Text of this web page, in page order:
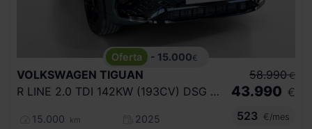
- 15.000€
VOLKSWAGEN TIGUAN
R LINE 2.0 TDI 142KW (193CV) DSG 4MOTION
15.000 km
2025
58.990 €
43.990 €
523
€/mes